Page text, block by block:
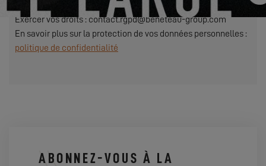
contenu dans nos envois).
Exercer vos droits : contact.rgpd@beneteau-group.com
En savoir plus sur la protection de vos données personnelles :
politique de confidentialité
ABONNEZ-VOUS À LA